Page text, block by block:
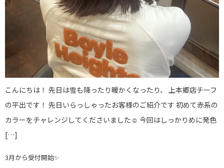
こんにちは！ 先日は雪も降ったり暖かくなったり、 上本郷店チーフ
の平出です！ 先日いらっしゃったお客様のご紹介です 初めて赤系の
カラーをチャレンジしてくださいました☺️ 今回はしっかりめに発色
[…]
3月から受付開始✨